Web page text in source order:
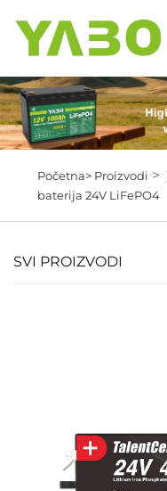
Početna> Proizvodi >
baterija 24V LiFePO4
SVI PROIZVODI